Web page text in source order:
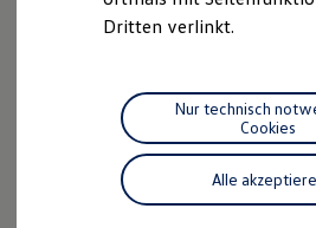
Modellspezifisches
Individualisieren
Wallbox und
Digitale Extras
Dienste für Ihr
Volkswagen Apps,
Handy und
Dritten verlinkt.
Alle
Nur technisch
Cookies